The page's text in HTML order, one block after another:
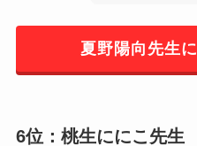
夏野陽向先生
6位：桃生ににこ先生